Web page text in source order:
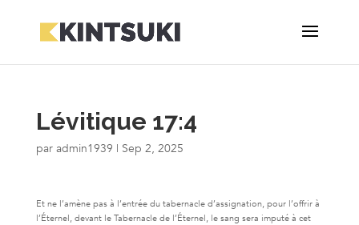
Lévitique 17:4
par admin1939 | Sep 2, 2025
Et ne l’amène pas à l’entrée du tabernacle d’assignation, pour l’offrir à
l’Éternel, devant le Tabernacle de l’Éternel, le sang sera imputé à cet